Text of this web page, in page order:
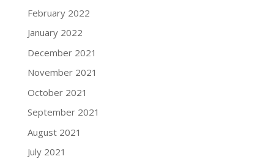
February 2022
January 2022
December 2021
November 2021
October 2021
September 2021
August 2021
July 2021